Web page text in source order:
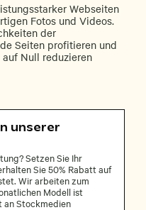
Webseiten
Fotos und Videos.
der
Seiten profitieren und
Null reduzieren
unserer
Setzen Sie Ihr
Sie 50% Rabatt auf
Wir arbeiten zum
Modell ist
an Stockmedien